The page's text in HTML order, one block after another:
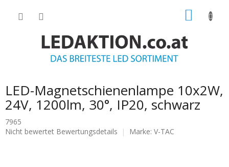
LED-Magnetschienenlampe 10x2W,
24V, 1200lm, 30°, IP20, schwarz
7965
Die
Nicht bewertet Bewertungsdetails Marke: V-TAC